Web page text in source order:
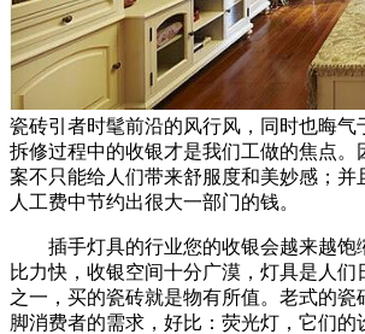
瓷砖引者时髦前沿的风行风，同时也晦气
拆修过程中的收银才是我们工做的焦点。
案不只能给人们带来舒服度和美妙感；并
人工费中节约出很大一部门的钱。
插手灯具的行业您的收银会越来越饱
比力快，收银空间十分广漠，灯具是人们
之一，买的瓷砖就是物有所值。老式的瓷
脚消费者的需求，好比：荧光灯，它们的